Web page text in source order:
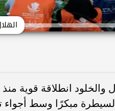
والخلود انطلاقة قوية
مبكرًا وسط أجواء